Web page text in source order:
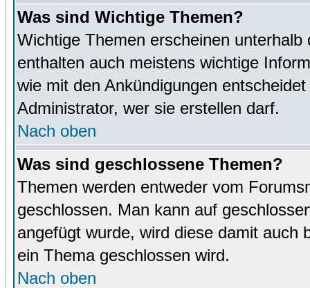
Was sind Wichtige Themen?
Wichtige Themen erscheinen
enthalten auch meistens wichtige
wie mit den Ankündigungen
Administrator, wer sie erstellen darf.
Nach oben
Was sind geschlossene Themen?
Themen werden entweder vom
geschlossen. Man kann auf
angefügt wurde, wird diese damit auch
ein Thema geschlossen wird.
Nach oben